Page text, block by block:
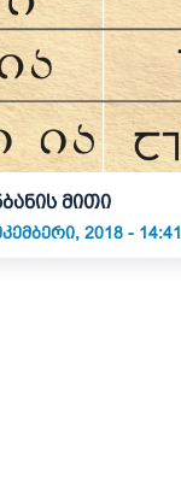
მითი
2018 - 14:41